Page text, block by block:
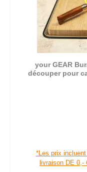
your GEAR
découper pour
*Les prix
livraison DE 0,-